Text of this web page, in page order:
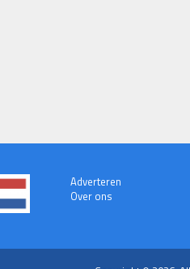
Adverteren
Over ons